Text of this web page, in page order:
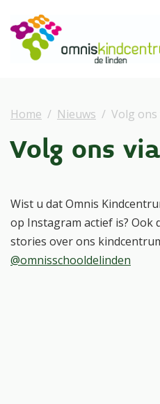
Home Nieuws Volg
Volg ons
Wist u dat Omnis
op Instagram actief is? Ook
stories over ons
@omnisschooldelinden